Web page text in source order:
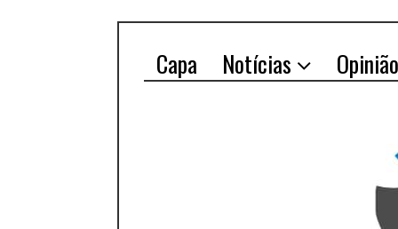
Capa Notícias Opinião